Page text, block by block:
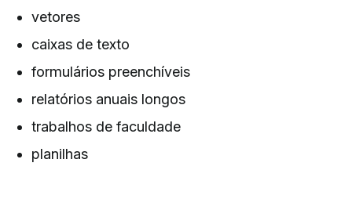
vetores
caixas de texto
formulários preenchíveis
relatórios anuais longos
trabalhos de faculdade
planilhas